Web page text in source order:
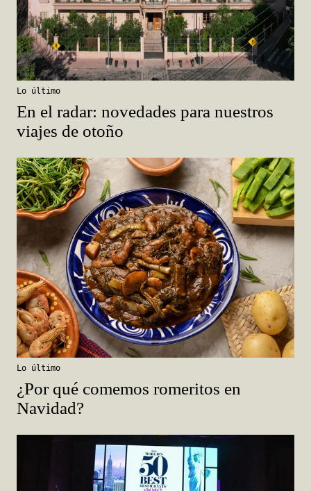
Lo último
En el radar: novedades para nuestros
viajes de otoño
Lo último
¿Por qué comemos romeritos en
Navidad?